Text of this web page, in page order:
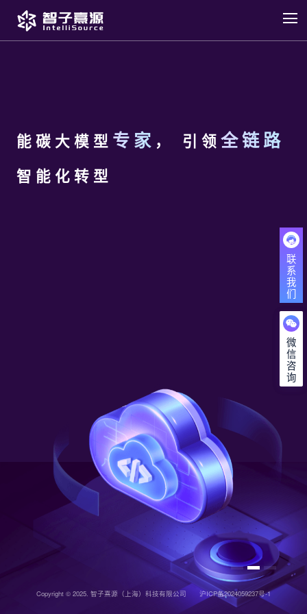
能碳大模型 专家 ， 引领全链路
智能化转型
联
系
我
们
微
信
咨
询
Copyright © 2025. 智子熹源（上海）科技有限公司 沪ICP备2024059237号-1
联
系
我
们
微
信
咨
询